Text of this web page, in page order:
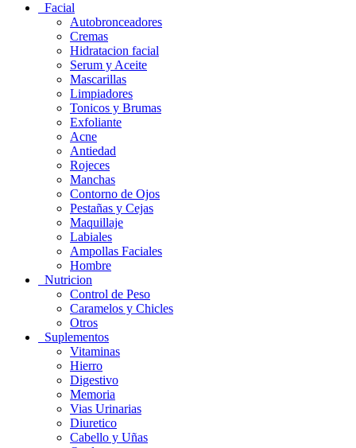
Facial
Autobronceadores
Cremas
Hidratacion facial
Serum y Aceite
Mascarillas
Limpiadores
Tonicos y Brumas
Exfoliante
Acne
Antiedad
Rojeces
Manchas
Contorno de Ojos
Pestañas y Cejas
Maquillaje
Labiales
Ampollas Faciales
Hombre
Nutricion
Control de Peso
Caramelos y Chicles
Otros
Suplementos
Vitaminas
Hierro
Digestivo
Memoria
Vias Urinarias
Diuretico
Cabello y Uñas